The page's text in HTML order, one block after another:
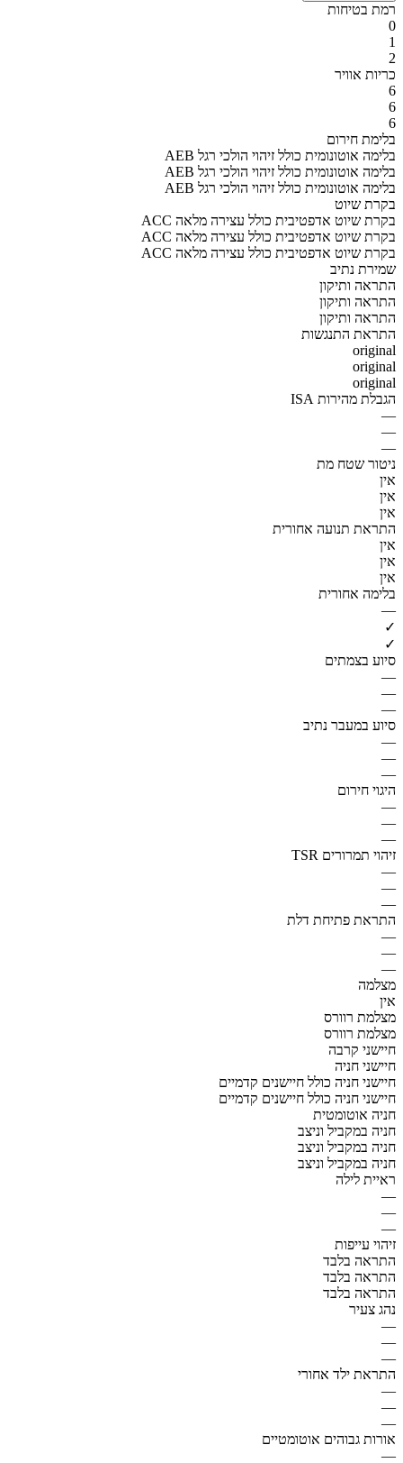
רמת בטיחות
0
1
2
כריות אוויר
6
6
6
בלימת חירום
AEB בלימה אוטונומית כולל זיהוי הולכי רגל
AEB בלימה אוטונומית כולל זיהוי הולכי רגל
AEB בלימה אוטונומית כולל זיהוי הולכי רגל
בקרת שיוט
ACC בקרת שיוט אדפטיבית כולל עצירה מלאה
ACC בקרת שיוט אדפטיבית כולל עצירה מלאה
ACC בקרת שיוט אדפטיבית כולל עצירה מלאה
שמירת נתיב
התראה ותיקון
התראה ותיקון
התראה ותיקון
התראת התנגשות
original
original
original
הגבלת מהירות ISA
—
—
—
ניטור שטח מת
אין
אין
אין
התראת תנועה אחורית
אין
אין
אין
בלימה אחורית
—
✓
✓
סיוע בצמתים
—
—
—
סיוע במעבר נתיב
—
—
—
היגוי חירום
—
—
—
זיהוי תמרורים TSR
—
—
—
התראת פתיחת דלת
—
—
—
מצלמה
אין
מצלמת רוורס
מצלמת רוורס
חיישני קרבה
חיישני חניה
חיישני חניה כולל חיישנים קדמיים
חיישני חניה כולל חיישנים קדמיים
חניה אוטומטית
חניה במקביל וניצב
חניה במקביל וניצב
חניה במקביל וניצב
ראיית לילה
—
—
—
זיהוי עייפות
התראה בלבד
התראה בלבד
התראה בלבד
נהג צעיר
—
—
—
התראת ילד אחורי
—
—
—
אורות גבוהים אוטומטיים
—